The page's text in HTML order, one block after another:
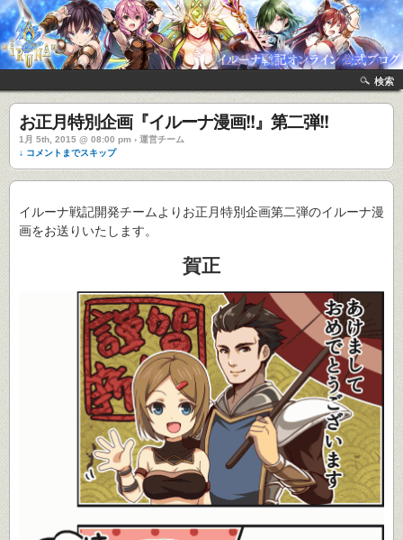
検索
お正月特別企画『イルーナ漫画!!』第二弾!!
1月 5th, 2015 @ 08:00 pm › 運営チーム
↓ コメントまでスキップ
イルーナ戦記開発チームよりお正月特別企画第二弾のイルーナ漫
画をお送りいたします。
賀正